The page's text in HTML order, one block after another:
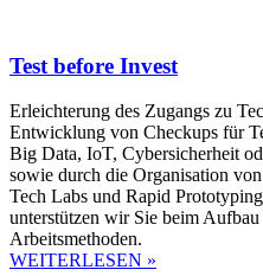
Test before Invest
Erleichterung des Zugangs zu
Entwicklung von Checkups für
Big Data, IoT, Cybersicherheit
sowie durch die Organisation
Tech Labs und Rapid
unterstützen wir Sie beim
Arbeitsmethoden.
WEITERLESEN »